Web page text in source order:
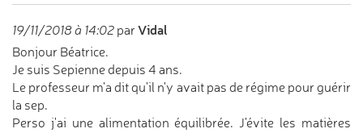
19/11/2018 à 14:02 par Vidal
Bonjour Béatrice.
Je suis Sepienne depuis 4 ans.
Le professeur m'a dit qu'il n'y avait pas de régime pour guérir
la sep.
Perso j'ai une alimentation équilibrée. J'évite les matières